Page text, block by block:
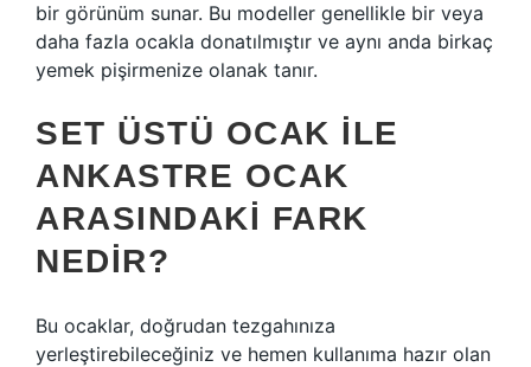
bir görünüm sunar. Bu modeller genellikle bir veya
daha fazla ocakla donatılmıştır ve aynı anda birkaç
yemek pişirmenize olanak tanır.
SET ÜSTÜ OCAK ILE
ANKASTRE OCAK
ARASINDAKI FARK
NEDIR?
Bu ocaklar, doğrudan tezgahınıza
yerleştirebileceğiniz ve hemen kullanıma hazır olan